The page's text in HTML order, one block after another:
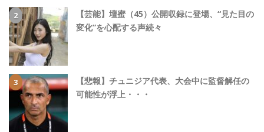
【芸能】壇蜜（45）公開収録に登場、“見た目の
変化”を心配する声続々
【悲報】チュニジア代表、大会中に監督解任の
可能性が浮上・・・